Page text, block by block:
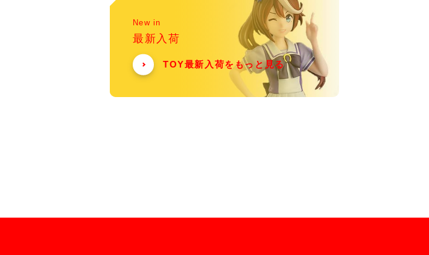
New in
最新入荷
TOY最新入荷をもっと見る